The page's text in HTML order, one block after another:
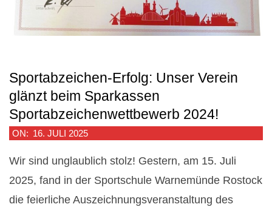
Sportabzeichen-Erfolg: Unser Verein
glänzt beim Sparkassen
Sportabzeichenwettbewerb 2024!
2025-
ON: 16. JULI 2025
Wir sind unglaublich stolz! Gestern, am 15. Juli
2025, fand in der Sportschule Warnemünde Rostock
die feierliche Auszeichnungsveranstaltung des